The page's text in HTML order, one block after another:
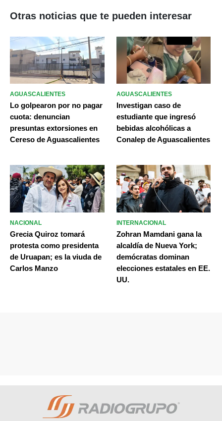
Otras noticias que te pueden interesar
AGUASCALIENTES
Lo golpearon por no pagar
cuota: denuncian
presuntas extorsiones en
Cereso de Aguascalientes
AGUASCALIENTES
Investigan caso de
estudiante que ingresó
bebidas alcohólicas a
Conalep de Aguascalientes
NACIONAL
Grecia Quiroz tomará
protesta como presidenta
de Uruapan; es la viuda de
Carlos Manzo
INTERNACIONAL
Zohran Mamdani gana la
alcaldía de Nueva York;
demócratas dominan
elecciones estatales en EE.
UU.